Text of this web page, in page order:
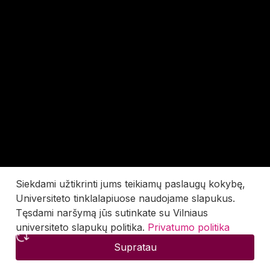
Siekdami užtikrinti jums teikiamų paslaugų kokybę,
Universiteto tinklalapiuose naudojame slapukus.
Tęsdami naršymą jūs sutinkate su Vilniaus
universiteto slapukų politika. Privatumo politika
Supratau